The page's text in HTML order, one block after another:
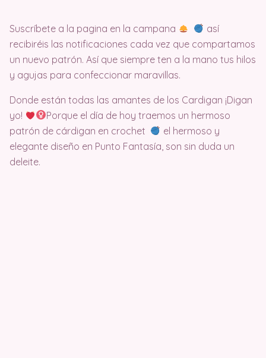
Suscríbete a la pagina en la campana
así
recibiréis las notificaciones cada vez que compartamos
un nuevo patrón. Así que siempre ten a la mano tus hilos
y agujas para confeccionar maravillas.
Donde están todas las amantes de los Cardigan ¡Digan
yo!
Porque el día de hoy traemos un hermoso
patrón de cárdigan en crochet
el hermoso y
elegante diseño en Punto Fantasía, son sin duda un
deleite.